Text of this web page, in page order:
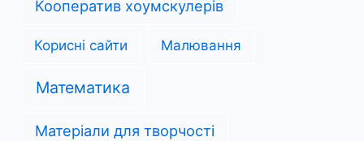
Кооператив хоумскулерів
Корисні сайти Малювання
Математика
Матеріали для творчості